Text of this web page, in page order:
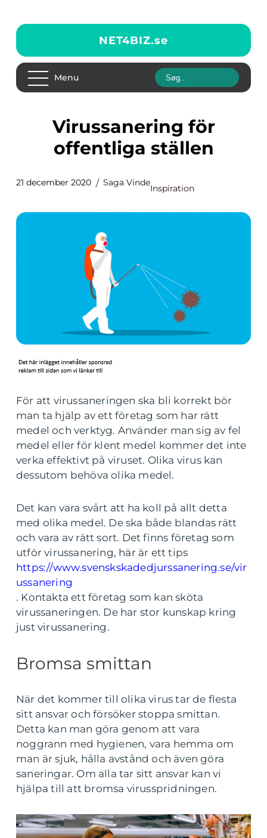
NET4BIZ.se
Menu
Virussanering för
offentliga ställen
21 december 2020 Saga Vinde
Inspiration
För att virussaneringen ska bli korrekt bör
man ta hjälp av ett företag som har rätt
medel och verktyg. Använder man sig av fel
medel eller för klent medel kommer det inte
verka effektivt på viruset. Olika virus kan
dessutom behöva olika medel.
Det kan vara svårt att ha koll på allt detta
med olika medel. De ska både blandas rätt
och vara av rätt sort. Det finns företag som
utför virussanering, här är ett tips
https://www.svenskskadedjurssanering.se/vir
ussanering
. Kontakta ett företag som kan sköta
virussaneringen. De har stor kunskap kring
just virussanering.
Bromsa smittan
När det kommer till olika virus tar de flesta
sitt ansvar och försöker stoppa smittan.
Detta kan man göra genom att vara
noggrann med hygienen, vara hemma om
man är sjuk, hålla avstånd och även göra
saneringar. Om alla tar sitt ansvar kan vi
hjälpa till att bromsa virusspridningen.